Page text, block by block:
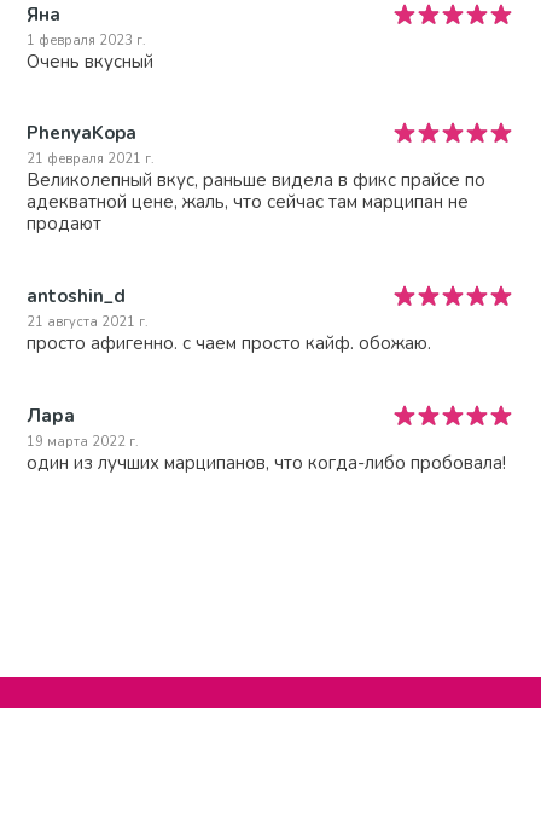
Яна
1 февраля 2023 г.
Очень вкусный
PhenyaKopa
21 февраля 2021 г.
Великолепный вкус, раньше видела в фикс прайсе по
адекватной цене, жаль, что сейчас там марципан не
продают
antoshin_d
21 августа 2021 г.
просто афигенно. с чаем просто кайф. обожаю.
Лара
19 марта 2022 г.
один из лучших марципанов, что когда-либо пробовала!